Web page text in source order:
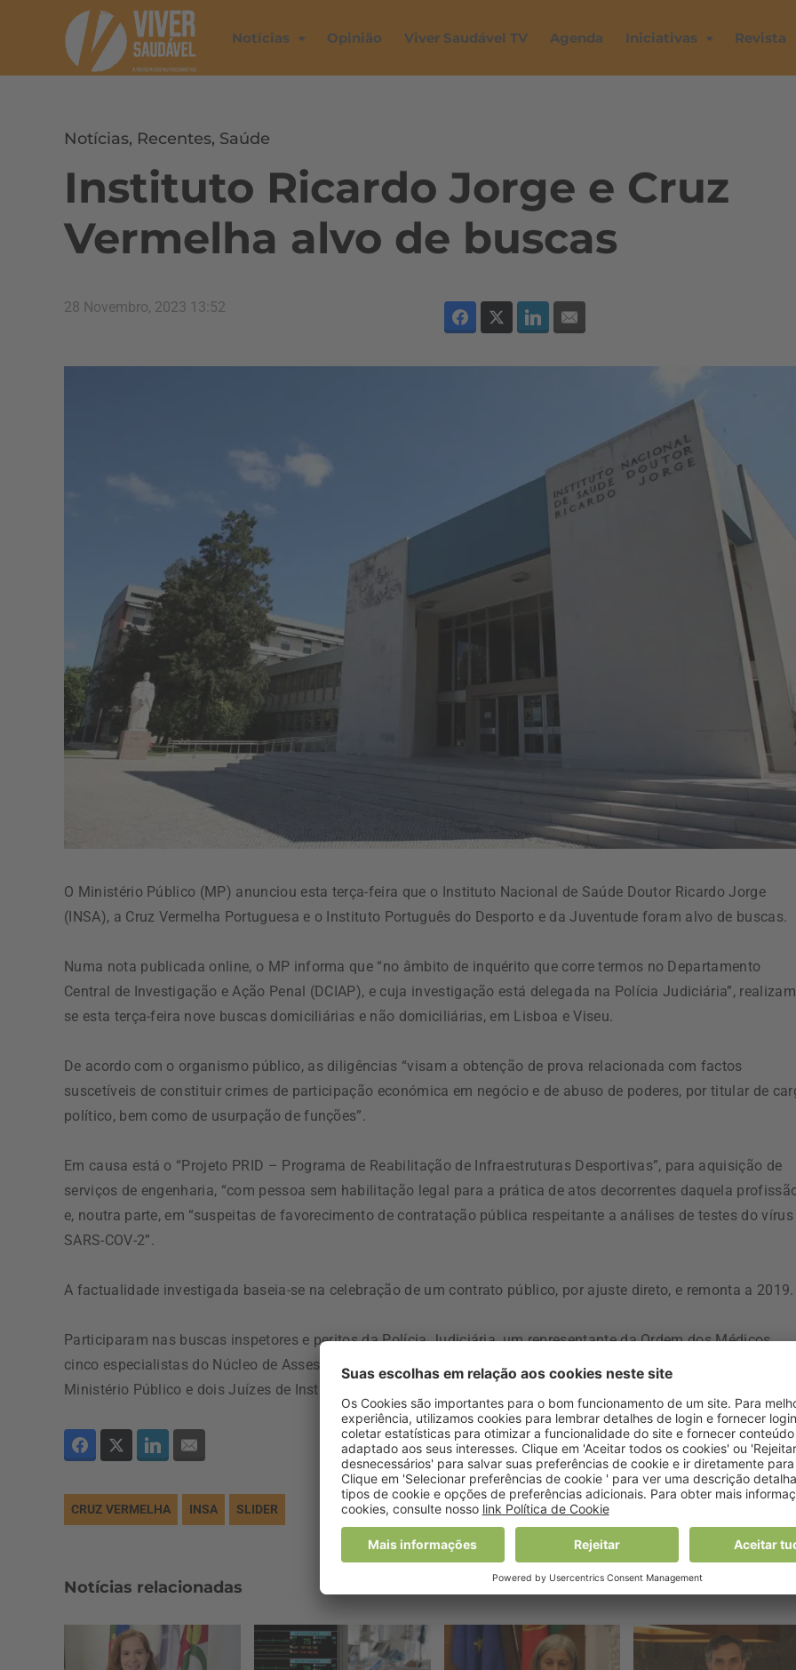
Notícias Opinião Viver Saudável TV Agenda Iniciativas Revista
Notícias, Recentes, Saúde
Instituto Ricardo Jorge e Cruz
Vermelha alvo de buscas
28 Novembro, 2023 13:52
O Ministério Público (MP) anunciou esta terça-feira que o Instituto Nacional de Saúde Doutor Ricardo Jorge
(INSA), a Cruz Vermelha Portuguesa e o Instituto Português do Desporto e da Juventude foram alvo de buscas.
Numa nota publicada online, o MP informa que “no âmbito de inquérito que corre termos no Departamento
Central de Investigação e Ação Penal (DCIAP), e cuja investigação está delegada na Polícia Judiciária”,
se esta terça-feira nove buscas domiciliárias e não domiciliárias, em Lisboa e Viseu.
De acordo com o organismo público, as diligências “visam a obtenção de prova relacionada com factos
suscetíveis de constituir crimes de participação económica em negócio e de abuso de poderes, por titular de
político, bem como de usurpação de funções”.
Em causa está o “Projeto PRID – Programa de Reabilitação de Infraestruturas Desportivas”, para aquisição de
serviços de engenharia, “com pessoa sem habilitação legal para a prática de atos decorrentes daquela
e, noutra parte, em “suspeitas de favorecimento de contratação pública respeitante a análises de testes do vírus
SARS-COV-2”.
A factualidade investigada baseia-se na celebração de um contrato público, por ajuste direto, e remonta a 2019.
Participaram nas buscas inspetores e peritos da Polícia Judiciária, um representante da Ordem dos Médicos,
cinco especialistas do Núcleo de Assessoria Técnica da Procuradoria-Geral da República, cinco magistrados do
Ministério Público e dois Juízes de Instrução Criminal.
CRUZ VERMELHA INSA SLIDER
Notícias relacionadas